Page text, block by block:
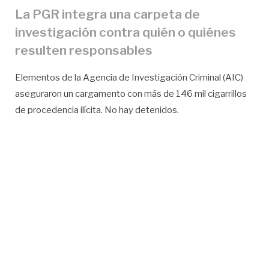
La PGR integra una carpeta de
investigación contra quién o quiénes
resulten responsables
Elementos de la Agencia de Investigación Criminal (AIC)
aseguraron un cargamento con más de 146 mil cigarrillos
de procedencia ilícita. No hay detenidos.